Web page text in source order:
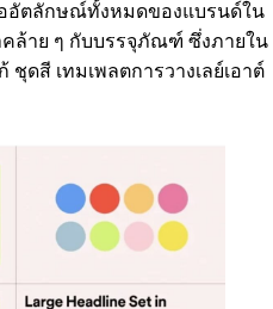
อัตลักษณ์ทั้งหมดของแบรนด์ใน
ล้าย ๆ กับบรรจุภัณฑ์ ซึ่งภายใน
ดสี เทมเพลตการวางเลย์เอาต์